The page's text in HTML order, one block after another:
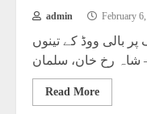
admin February
بالی ووڈ کے تینوں
Read More